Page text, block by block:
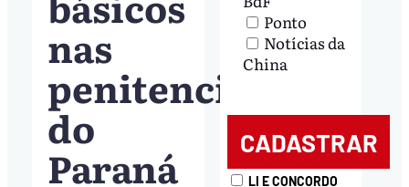
nas
penitenciárias
do
Paraná
Ponto
Notícias da
China
LI E CONCORDO